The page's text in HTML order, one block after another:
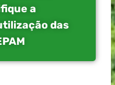
a
das